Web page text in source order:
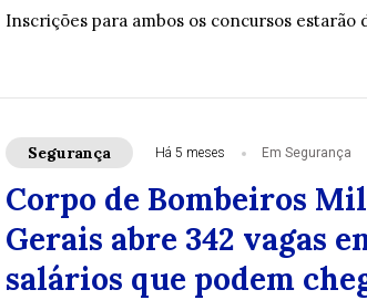
Inscrições para ambos os concursos
Segurança Há 5 meses Em Segurança
Corpo de Bombeiros
Gerais abre 342 vagas
salários que podem